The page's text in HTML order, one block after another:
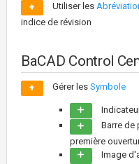
Utiliser les
indice de révision
BaCAD Control
Gérer les Symbole
Barre de
première
Image